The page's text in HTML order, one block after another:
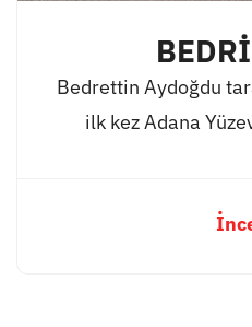
Bedrettin Aydoğdu
ilk kez Adana